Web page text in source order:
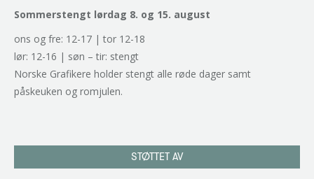
Sommerstengt lørdag 8. og 15. august
ons og fre: 12-17 | tor 12-18
lør: 12-16 | søn – tir: stengt
Norske Grafikere holder stengt alle røde dager samt
påskeuken og romjulen.
STØTTET AV